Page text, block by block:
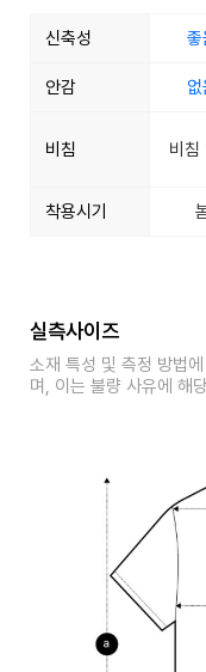
신축성 좋
안감 없
비침 비침
착용시기
실측사이즈
소재 특성 및 측정 방법
며, 이는 불량 사유에 해